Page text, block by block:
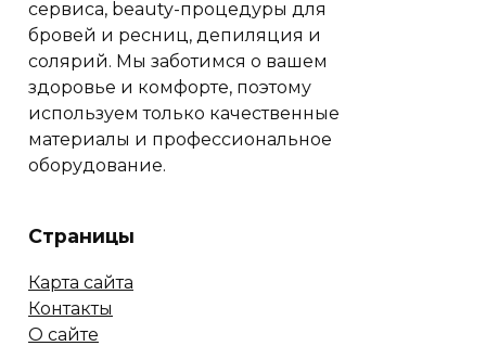
сервиса, beauty-процедуры для
бровей и ресниц, депиляция и
солярий. Мы заботимся о вашем
здоровье и комфорте, поэтому
используем только качественные
материалы и профессиональное
оборудование.
Страницы
Карта сайта
Контакты
О сайте